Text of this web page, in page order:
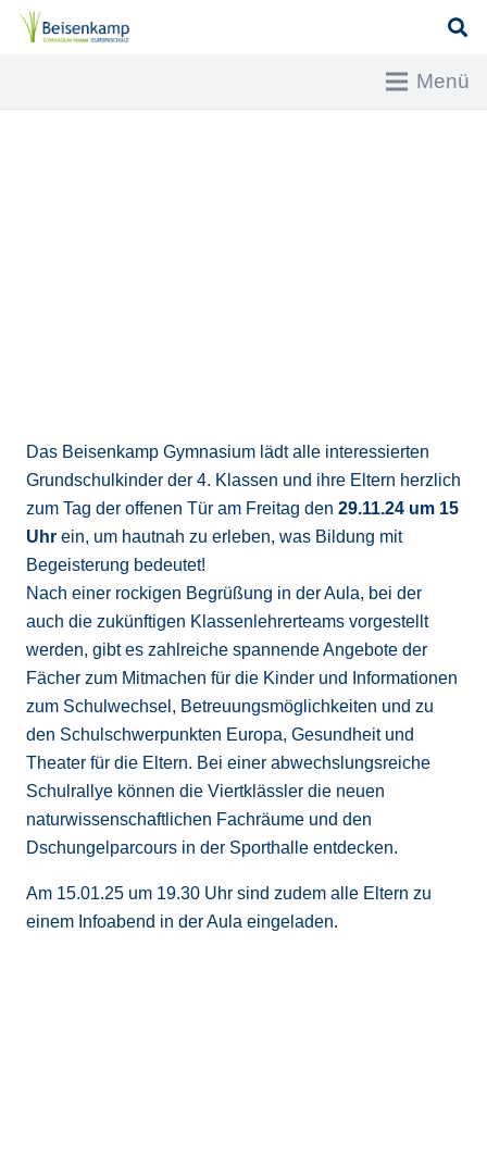
Menü
Das Beisenkamp Gymnasium lädt alle interessierten
Grundschulkinder der 4. Klassen und ihre Eltern herzlich
zum Tag der offenen Tür am Freitag den 29.11.24 um 15
Uhr ein, um hautnah zu erleben, was Bildung mit
Begeisterung bedeutet!
Nach einer rockigen Begrüßung in der Aula, bei der
auch die zukünftigen Klassenlehrerteams vorgestellt
werden, gibt es zahlreiche spannende Angebote der
Fächer zum Mitmachen für die Kinder und Informationen
zum Schulwechsel, Betreuungsmöglichkeiten und zu
den Schulschwerpunkten Europa, Gesundheit und
Theater für die Eltern. Bei einer abwechslungsreiche
Schulrallye können die Viertklässler die neuen
naturwissenschaftlichen Fachräume und den
Dschungelparcours in der Sporthalle entdecken.
Am 15.01.25 um 19.30 Uhr sind zudem alle Eltern zu
einem Infoabend in der Aula eingeladen.